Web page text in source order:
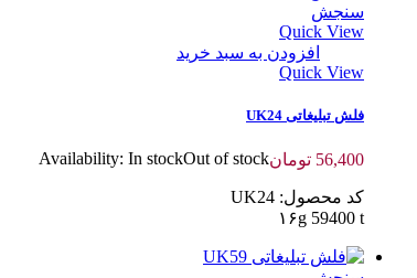
سنجش
Quick View
افزودن به سبد خرید
Quick View
فلش تبلیغاتی UK24
56,400 تومان Availability: In stockOut of stock
کد محصول: UK24
۱۶g 59400 t